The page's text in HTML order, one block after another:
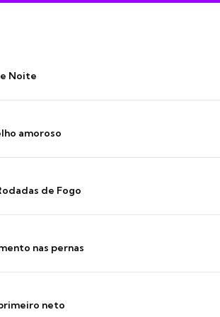
Noite
amoroso
de Fogo
nas pernas
neto